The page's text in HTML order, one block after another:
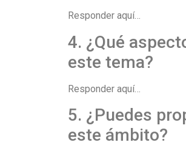
Responder aquí…
4. ¿Qué
este tema?
Responder aquí…
5. ¿Puedes
este ámbito?